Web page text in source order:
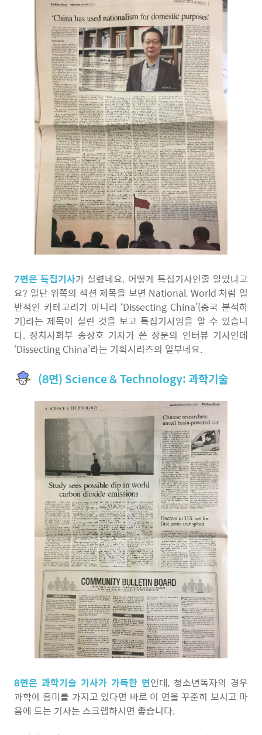
7면은 특집기사가 실렸네요. 어떻게 특집기사인줄 알았냐고
요? 일단 위쪽의 섹션 제목을 보면 National, World 처럼 일
반적인 카테고리가 아니라 ‘Dissecting China’(중국 분석하
기)라는 제목이 실린 것을 보고 특집기사임을 알 수 있습니
다. 정치사회부 송상호 기자가 쓴 장문의 인터뷰 기사인데
‘Dissecting China’라는 기획시리즈의 일부네요.
(8면) Science & Technology: 과학기술
8면은 과학기술 기사가 가득한 면인데, 청소년독자의 경우
과학에 흥미를 가지고 있다면 바로 이 면을 꾸준히 보시고 마
음에 드는 기사는 스크랩하시면 좋습니다.